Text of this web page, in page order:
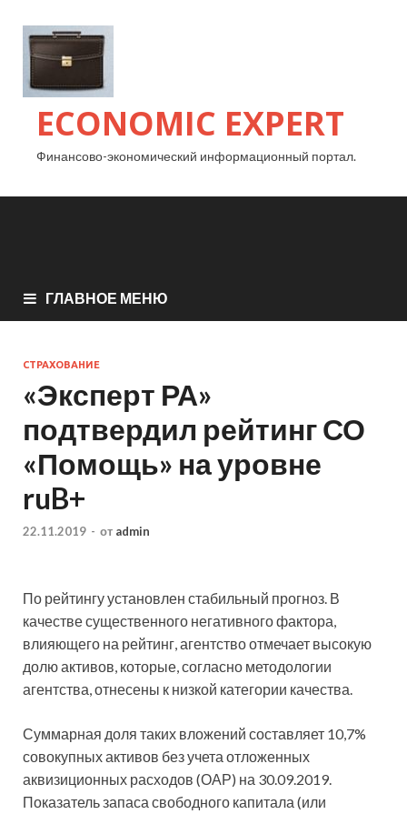
ECONOMIC EXPERT
Финансово-экономический информационный портал.
ГЛАВНОЕ МЕНЮ
СТРАХОВАНИЕ
«Эксперт РА»
подтвердил рейтинг СО
«Помощь» на уровне
ruB+
22.11.2019 - от admin
По рейтингу установлен стабильный прогноз. В
качестве существенного негативного фактора,
влияющего на рейтинг, агентство отмечает высокую
долю активов, которые, согласно методологии
агентства, отнесены к низкой категории качества.
Суммарная доля таких вложений составляет 10,7%
совокупных активов без учета отложенных
аквизиционных расходов (ОАР) на 30.09.2019.
Показатель запаса свободного капитала (или